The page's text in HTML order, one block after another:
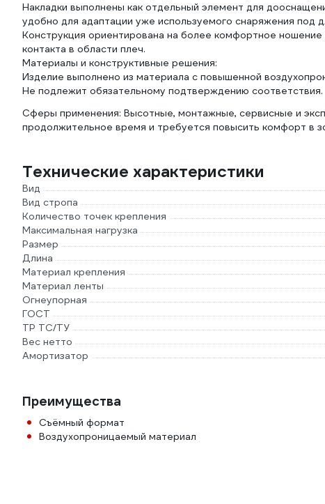
Накладки выполнены как отдельный элемент для
удобно для адаптации уже используемого снаряжения под
Конструкция ориентирована на более комфортное
контакта в области плеч.
Материалы и конструктивные решения:
Изделие выполнено из материала с повышенной
Не подлежит обязательному подтверждению соответствия.
Сферы применения: Высотные, монтажные, сервисные и
продолжительное время и требуется повысить комфорт в
Технические характеристики
Вид
Вид стропа
Количество точек крепления
Максимальная нагрузка
Размер
Длина
Материал крепления
Материал ленты
Огнеупорная
ГОСТ
ТР ТС/ТУ
Вес нетто
Амортизатор
Преимущества
Съёмный формат
Воздухопроницаемый материал